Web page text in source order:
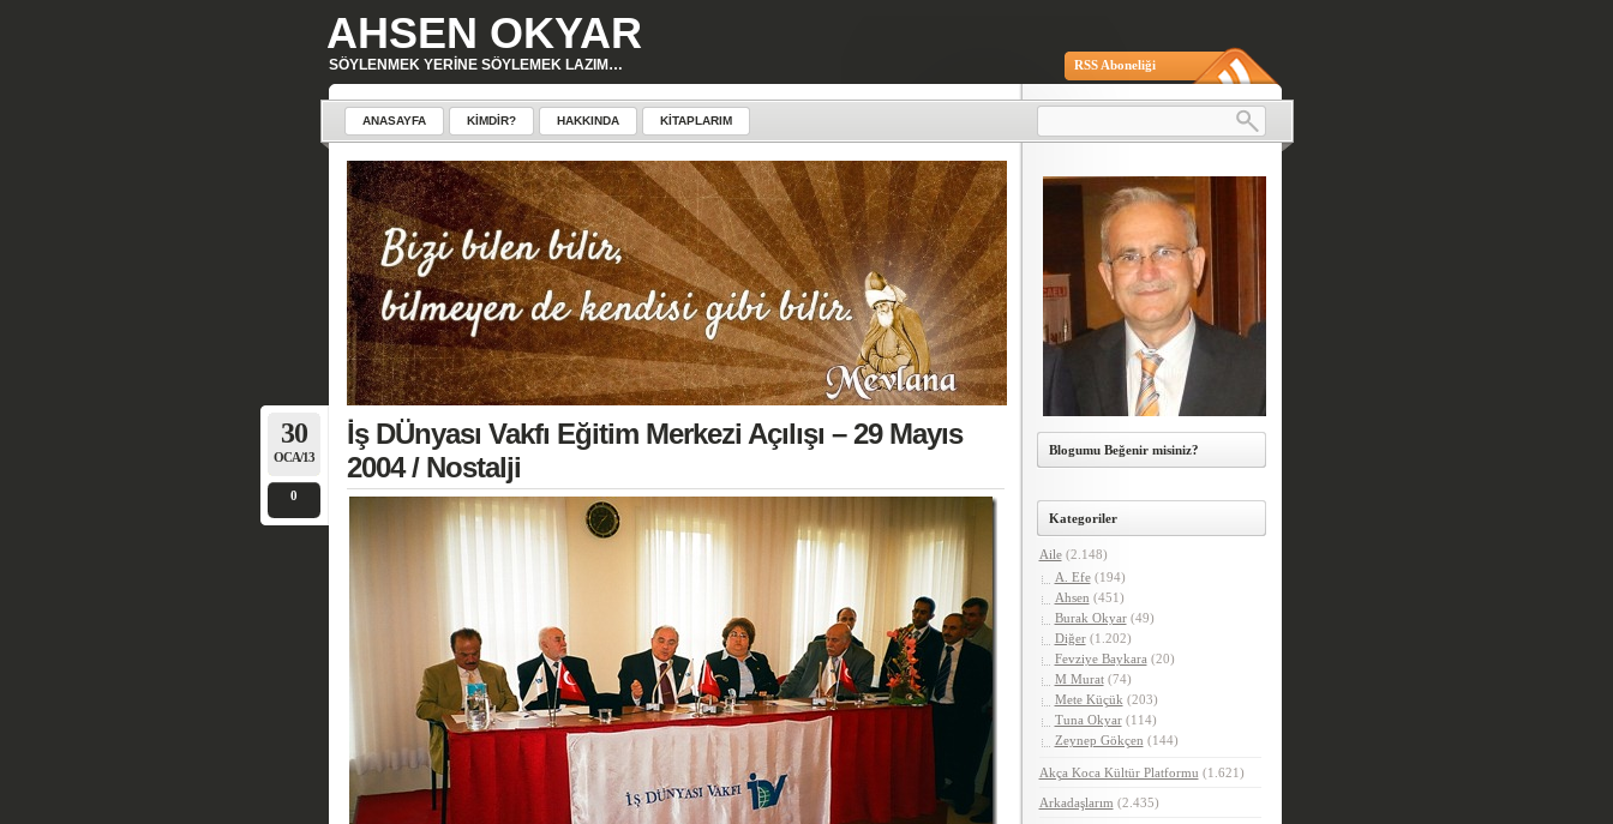
AHSEN OKYAR
SÖYLENMEK YERINE SÖYLEMEK LAZIM… RSS Aboneliği
ANASAYFA KIMDIR? HAKKINDA KITAPLARIM
30
OCA/13
0
İş DÜnyası Vakfı Eğitim Merkezi Açılışı – 29 Mayıs
2004 / Nostalji
Blogumu Beğenir misiniz?
Kategoriler
Aile(2.148)
A. Efe(194)
Ahsen (451)
Burak Okyar(49)
Diğer(1.202)
Fevziye Baykara (20)
M Murat(74)
Mete Küçük (203)
Tuna Okyar(114)
Zeynep Gökçen (144)
Akça Koca Kültür Platformu (1.621)
Arkadaşlarım (2.435)